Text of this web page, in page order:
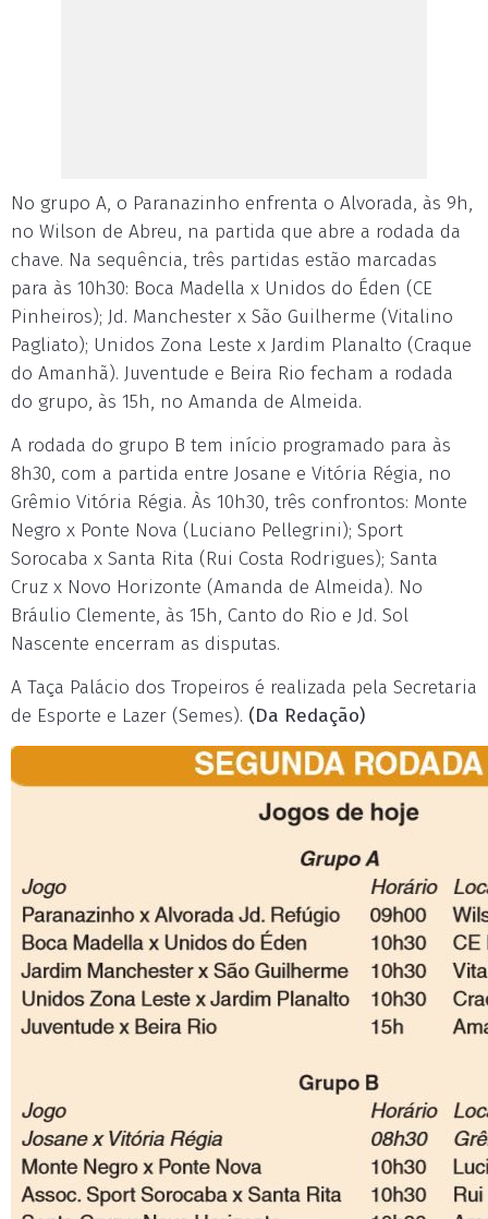
No grupo A, o Paranazinho enfrenta o Alvorada, às 9h,
no Wilson de Abreu, na partida que abre a rodada da
chave. Na sequência, três partidas estão marcadas
para às 10h30: Boca Madella x Unidos do Éden (CE
Pinheiros); Jd. Manchester x São Guilherme (Vitalino
Pagliato); Unidos Zona Leste x Jardim Planalto (Craque
do Amanhã). Juventude e Beira Rio fecham a rodada
do grupo, às 15h, no Amanda de Almeida.
A rodada do grupo B tem início programado para às
8h30, com a partida entre Josane e Vitória Régia, no
Grêmio Vitória Régia. Às 10h30, três confrontos: Monte
Negro x Ponte Nova (Luciano Pellegrini); Sport
Sorocaba x Santa Rita (Rui Costa Rodrigues); Santa
Cruz x Novo Horizonte (Amanda de Almeida). No
Bráulio Clemente, às 15h, Canto do Rio e Jd. Sol
Nascente encerram as disputas.
A Taça Palácio dos Tropeiros é realizada pela Secretaria
de Esporte e Lazer (Semes). (Da Redação)